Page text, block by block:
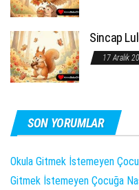
Sincap
17 Aralık
SON YORUMLAR
Okula Gitmek İstemeyen
Gitmek İstemeyen Çocuğa